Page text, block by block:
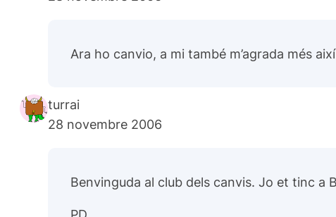
Ara ho canvio, a mi també m’agrada més
turrai
28 novembre 2006
Benvinguda al club dels canvis. Jo et tinc a